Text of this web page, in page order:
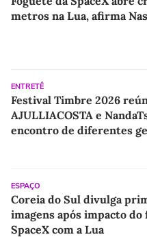
metros na Lua, afirma
ENTRETÊ
Festival Timbre 2026
AJULLIACOSTA e
encontro de diferentes
ESPAÇO
Coreia do Sul divulga
imagens após impacto do
SpaceX com a Lua